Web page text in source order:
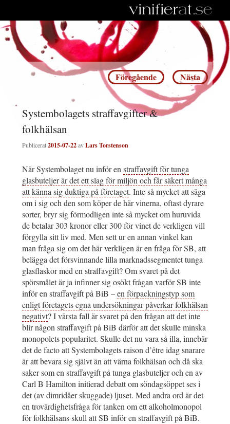
Inläggsnavigering
Föregående Nästa
Systembolagets straffavgifter &
folkhälsan
Publicerat2015-07-22avLars Torstenson
När Systembolaget nu inför enstraffavgift för tunga
glasbuteljer är det ett slag för miljön och får säkert många
att känna sig duktiga på företaget. Inte så mycket att säga
om i sig och den som köper de här vinerna, oftast dyrare
sorter, bryr sig förmodligen inte så mycket om huruvida
de betalar 303 kronor eller 300 för vinet de verkligen vill
förgylla sitt liv med. Men sett ur en annan vinkel kan
man fråga sig om det här verkligen är en fråga för SB, att
belägga det försvinnande lilla marknadssegmentet tunga
glasflaskor med en straffavgift? Om svaret på det
spörsmålet är ja infinner sig osökt frågan varför SB inte
inför en straffavgift på BiB –en förpackningstyp som
enligt företagets egna undersökningar påverkar folkhälsan
negativt? I värsta fall är svaret på den frågan att det inte
blir någon straffavgift på BiB därför att det skulle minska
monopolets popularitet. Skulle det nu vara så illa, innebär
det de facto att Systembolagets raison d’être idag snarare
är att bevara sig självt än att värna folkhälsan och då ska
saker som en straffavgift på tunga glasbuteljer och en av
Carl B Hamilton initierad debatt om söndagsöppet ses i
det (av dimridåer skuggade) ljuset. Med andra ord är det
en trovärdighetsfråga för tanken om ett alkoholmonopol
för folkhälsans skull att SB inför en straffavgift på BiB.